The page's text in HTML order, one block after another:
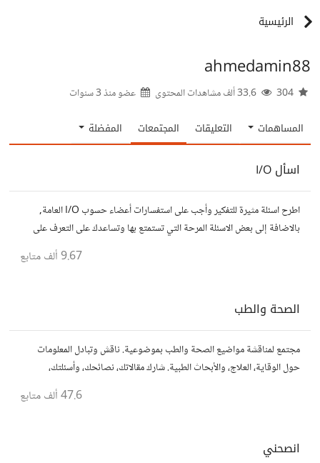
الرئيسية
ahmedamin88
عضو منذ3 سنوات
المساهمات التعليقات المجتمعات المفضلة
اسأل I/O
اطرح اسئلة مثيرة للتفكير وأجب على استفسارات أعضاء حسوب I/O العامة,
بالاضافة إلى بعض الاسئلة المرحة التي تستمتع بها وتساعدك على التعرف على
9.67 ألف متابع
الصحة والطب
مجتمع لمناقشة مواضيع الصحة والطب بموضوعية. ناقش وتبادل المعلومات
حول الوقاية، العلاج، والأبحاث الطبية. شارك مقالاتك، نصائحك، وأسئلتك،
47.6 ألف متابع
انصحني